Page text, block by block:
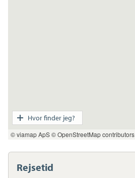
Rejsetid
© viamap ApS© OpenStreetMap contributors
Hvor finder jeg?
Transport
Indkøb
Daginstitution
Skole
Sundhed